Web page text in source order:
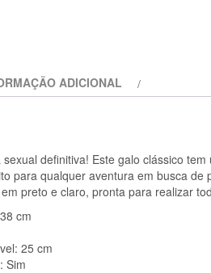
ADICIONAL
definitiva! Este galo clássico
para qualquer aventura em busca
preto e claro, pronta para realizar
cm
25 cm
Sim